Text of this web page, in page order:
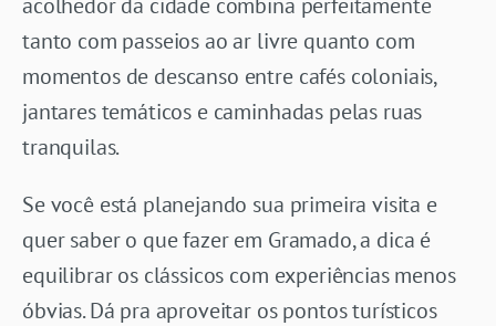
tanto com passeios ao ar livre quanto com
momentos de descanso entre cafés coloniais,
jantares temáticos e caminhadas pelas ruas
tranquilas.
Se você está planejando sua primeira visita e
quer saber o que fazer em Gramado, a dica é
equilibrar os clássicos com experiências menos
óbvias. Dá pra aproveitar os pontos turísticos